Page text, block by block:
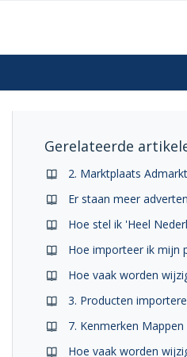
Gerelateerde
2. Marktplaats
Hoe stel ik 'Heel
Hoe importeer ik mijn
3. Producten
7. Kenmerken